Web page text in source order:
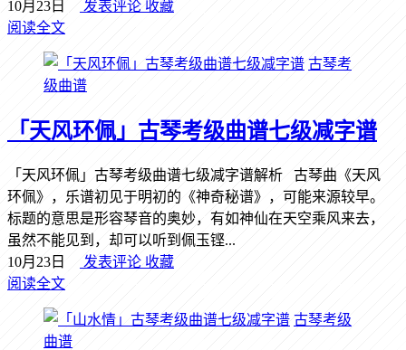
10月23日 发表评论 收藏
阅读全文
古琴考
级曲谱
「天风环佩」古琴考级曲谱七级减字谱
「天风环佩」古琴考级曲谱七级减字谱解析 古琴曲《天风
环佩》，乐谱初见于明初的《神奇秘谱》，可能来源较早。
标题的意思是形容琴音的奥妙，有如神仙在天空乘风来去，
虽然不能见到，却可以听到佩玉铿...
10月23日
发表评论 收藏
阅读全文
古琴考级
曲谱